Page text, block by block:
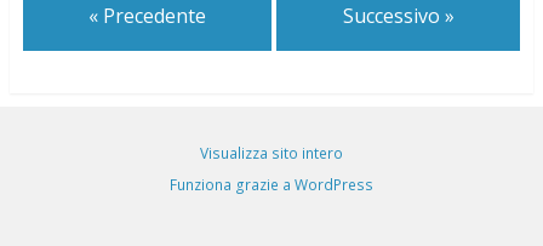
« Precedente Successivo »
Visualizza sito intero
Funziona grazie a WordPress